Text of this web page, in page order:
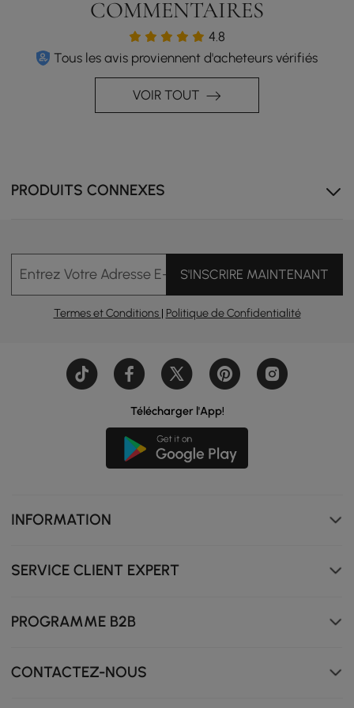
Confort ergonomique : conçu avec soin pour suivre les
offre un excellent soutien au bas du dos et à la taille.
Cette caractéristique ergonomique réduit la tension
sur le dos et la nuque, garantissant le confort lors
d'une position assise prolongée.
Structure en bois d'hévéa durable : fabriquée en bois
utilisation intensive, garantissant ainsi une assise sûre
et fiable pour les années à venir.
chaleur visuelle pour un espace de repas élégant et
COMMENTAIRES
4.8
Tous les avis proviennent d'acheteurs vérifiés
VOIR TOUT
PRODUITS CONNEXES
Entrez Votre Adresse E-mailS'INSCRIRE MAINTENANT
Termes et Conditions | Politique de Confidentialité
Télécharger l'App!
INFORMATION
SERVICE CLIENT EXPERT
PROGRAMME B2B
CONTACTEZ-NOUS